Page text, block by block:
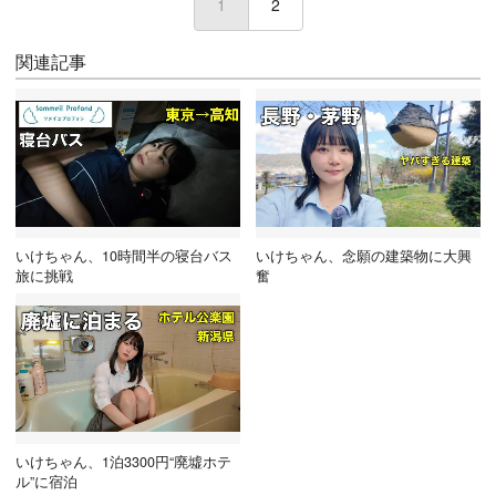
1 (current)
2
関連記事
いけちゃん、10時間半の寝台バス
旅に挑戦
いけちゃん、念願の建築物に大興
奮
いけちゃん、1泊3300円“廃墟ホテ
ル”に宿泊